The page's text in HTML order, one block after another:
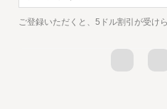
ご登録いただくと、5ドル割引が受け